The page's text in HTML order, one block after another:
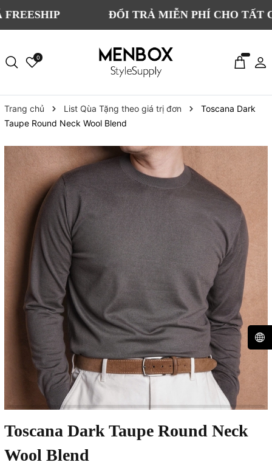
ĐỔI TRẢ MIỄN PHÍ CHO TẤT CẢ ĐƠN
0
Trang chủ List Qùa Tặng theo giá trị đơn
Toscana Dark
Taupe Round Neck Wool Blend
Toscana Dark Taupe Round Neck
Wool Blend